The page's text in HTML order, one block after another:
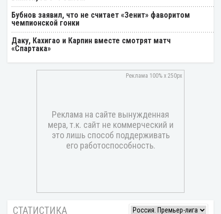
Бубнов заявил, что не считает «Зенит» фаворитом
чемпионской гонки
Даку, Кахигао и Карпин вместе смотрят матч
«Спартака»